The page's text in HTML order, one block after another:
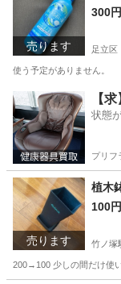
売ります
300円
足立区
使う予定がありません。
東京 足立区 ヘア
【
状態
プリフ
売ります
植木
100円
竹ノ塚
200→100 少しの間だけ使い